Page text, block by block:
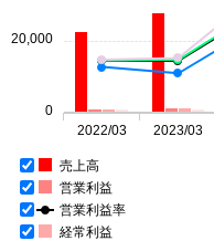
売上高
営業利益
営業利益率
経常利益
2022/03 2023/03
0
20,000